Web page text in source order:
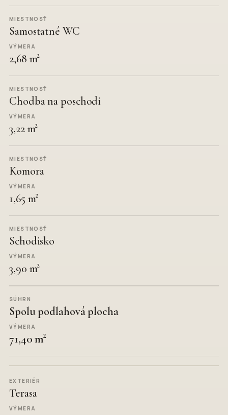
Samostatné WC
2,68 m²
Chodba na poschodi
3,22 m²
Komora
1,65 m²
Schodisko
3,90 m²
Spolu podlahová plocha
71,40 m²
Terasa